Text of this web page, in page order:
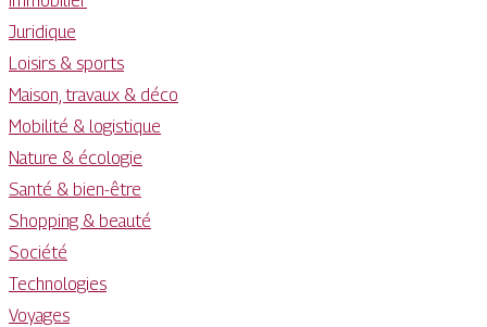
Juridique
Loisirs & sports
Maison, travaux & déco
Mobilité & logistique
Nature & écologie
Santé & bien-être
Shopping & beauté
Société
Technologies
Voyages